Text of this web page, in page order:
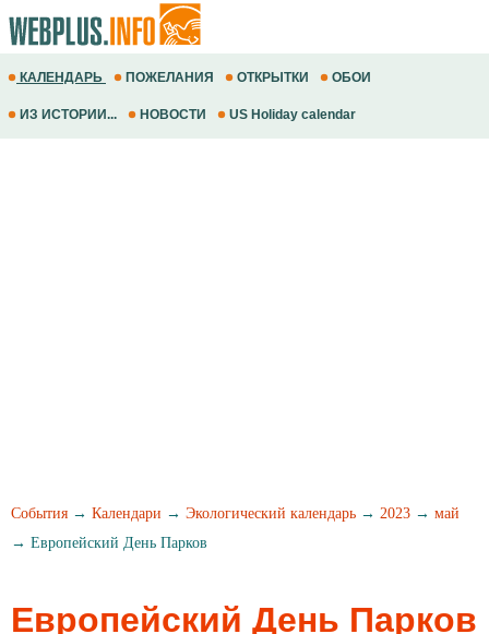
КАЛЕНДАРЬ ПОЖЕЛАНИЯ ОТКРЫТКИ ОБОИ
ИЗ ИСТОРИИ... НОВОСТИ US Holiday calendar
События → Календари → Экологический календарь → 2023 → май
→ Европейский День Парков
Европейский День Парков